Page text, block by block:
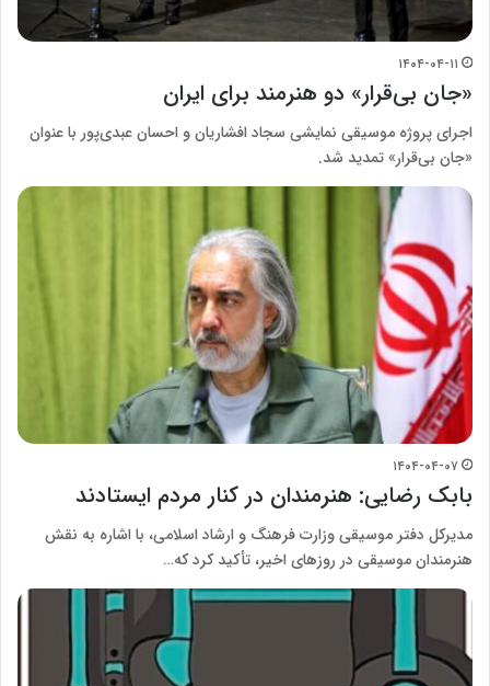
۱۴۰۴-۰۴-۱۱
«جان ‌بی‌قرار» دو هنرمند برای ایران
اجرای پروژه موسیقی نمایشی سجاد افشاریان و احسان عبدی‌پور با عنوان
«جان ‌بی‌قرار» تمدید شد.
۱۴۰۴-۰۴-۰۷
بابک رضایی: هنرمندان در کنار مردم ایستادند
مدیرکل دفتر موسیقی وزارت فرهنگ و ارشاد اسلامی، با اشاره به نقش
هنرمندان موسیقی در روزهای اخیر، تأکید کرد که…